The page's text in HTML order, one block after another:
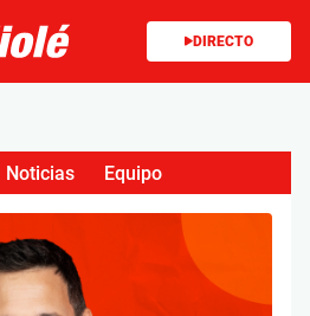
DIRECTO
Noticias Equipo